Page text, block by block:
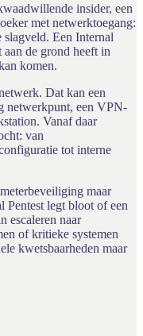
insider, een
met netwerktoegang:
Een Internal
aan de grond heeft in
komen.
Dat kan een
netwerkpunt, een VPN-
Vanaf daar
van
tot interne
maar
Pentest legt bloot of een
escaleren naar
of kritieke systemen
kwetsbaarheden maar